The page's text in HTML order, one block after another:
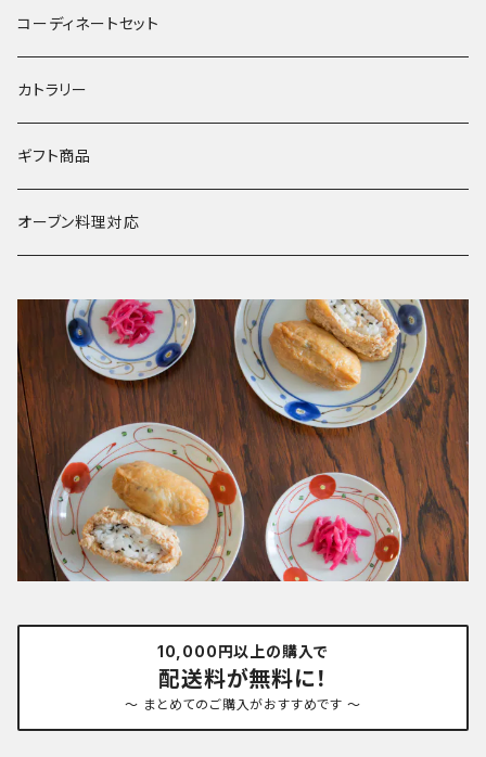
その他
水うちわ
浮き玉
冬
コーディネートセット
カトラリー
ギフト商品
オーブン料理対応
10,000円以上の購入で
配送料が無料に！
～ まとめてのご購入がおすすめです ～